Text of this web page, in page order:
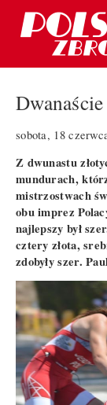
sobota, 18
Z dwunastu
mundurach,
mistrzostwach
obu imprez
najlepszy był
cztery złota,
zdobyły szer.